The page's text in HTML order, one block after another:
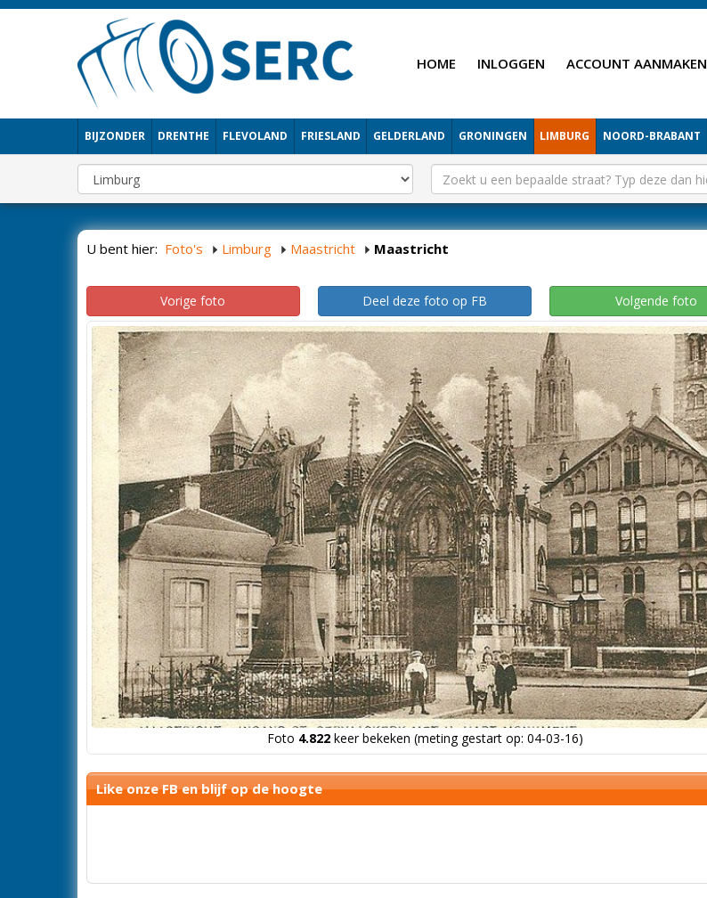
HOME INLOGGEN ACCOUNT AANMAKEN
BIJZONDER DRENTHE FLEVOLAND FRIESLAND GELDERLAND GRONINGEN LIMBURG NOORD-BRABANT
U bent hier: Foto's Limburg Maastricht Maastricht
Vorige foto Deel deze foto op FB Volgende foto
Foto 4.822keer bekeken (meting gestart op: 04-03-16)
Like onze FB en blijf op de hoogte